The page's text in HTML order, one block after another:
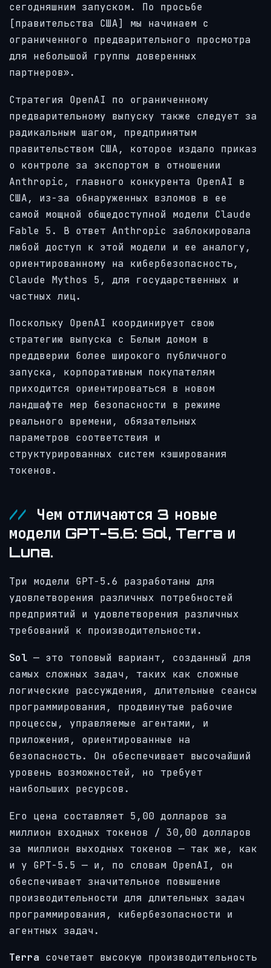
сегодняшним запуском. По просьбе
[правительства США] мы начинаем с
ограниченного предварительного просмотра
для небольшой группы доверенных
партнеров».
Стратегия OpenAI по ограниченному
предварительному выпуску также следует за
радикальным шагом, предпринятым
правительством США, которое издало приказ
о контроле за экспортом в отношении
Anthropic, главного конкурента OpenAI в
США, из-за обнаруженных взломов в ее
самой мощной общедоступной модели Claude
Fable 5. В ответ Anthropic заблокировала
любой доступ к этой модели и ее аналогу,
ориентированному на кибербезопасность,
Claude Mythos 5, для государственных и
частных лиц.
Поскольку OpenAI координирует свою
стратегию выпуска с Белым домом в
преддверии более широкого публичного
запуска, корпоративным покупателям
приходится ориентироваться в новом
ландшафте мер безопасности в режиме
реального времени, обязательных
параметров соответствия и
структурированных систем кэширования
токенов.
Чем отличаются 3 новые
модели GPT-5.6: Sol, Terra и
Luna.
Три модели GPT-5.6 разработаны для
удовлетворения различных потребностей
предприятий и удовлетворения различных
требований к производительности.
Sol — это топовый вариант, созданный для
самых сложных задач, таких как сложные
логические рассуждения, длительные сеансы
программирования, продвинутые рабочие
процессы, управляемые агентами, и
приложения, ориентированные на
безопасность. Он обеспечивает высочайший
уровень возможностей, но требует
наибольших ресурсов.
Его цена составляет 5,00 долларов за
миллион входных токенов / 30,00 долларов
за миллион выходных токенов — так же, как
и у GPT-5.5 — и, по словам OpenAI, он
обеспечивает значительное повышение
производительности для длительных задач
программирования, кибербезопасности и
агентных задач.
Terra сочетает высокую производительность